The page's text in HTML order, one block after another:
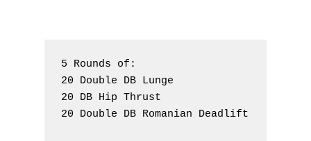
5 Rounds of:
20 Double DB Lunge
20 DB Hip Thrust
20 Double DB Romanian Deadlift